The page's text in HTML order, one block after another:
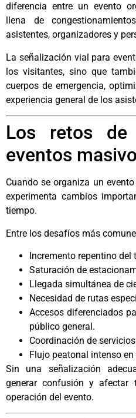
diferencia entre un evento
llena de
asistentes, organizadores y
La señalización vial para
los visitantes, sino que
cuerpos de emergencia,
experiencia general de los
Los retos de
eventos
Cuando se organiza un
experimenta cambios
tiempo.
Entre los desafíos más
Incremento repentino del
Saturación de
Llegada simultánea de
Necesidad de rutas
Accesos diferenciados
público general.
Coordinación de
Flujo peatonal intenso
Sin una señalización
generar confusión y
operación del evento.